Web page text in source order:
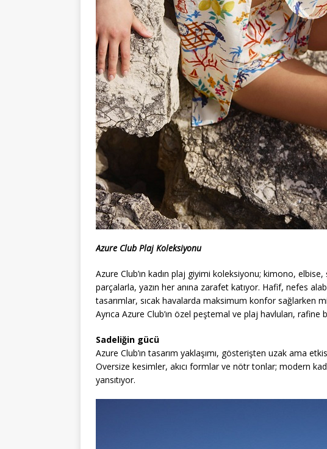
Azure Club Plaj Koleksiyonu
Azure Club’ın kadın plaj giyimi koleksiyonu; kimono,
parçalarla, yazın her anına zarafet katıyor. Hafif, nefes
tasarımlar, sıcak havalarda maksimum konfor sağlarken
Ayrıca Azure Club’ın özel peştemal ve plaj havluları,
Sadeliğin gücü
Azure Club’ın tasarım yaklaşımı, gösterişten uzak ama
Oversize kesimler, akıcı formlar ve nötr tonlar; modern
yansıtıyor.